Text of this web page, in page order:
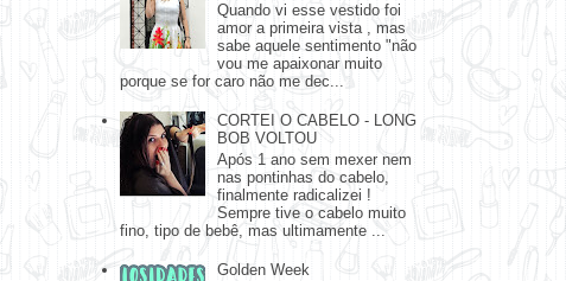
Quando vi esse vestido foi
amor a primeira vista , mas
sabe aquele sentimento "não
vou me apaixonar muito
porque se for caro não me dec...
CORTEI O CABELO - LONG
BOB VOLTOU
Após 1 ano sem mexer nem
nas pontinhas do cabelo,
finalmente radicalizei !
Sempre tive o cabelo muito
fino, tipo de bebê, mas ultimamente ...
Golden Week